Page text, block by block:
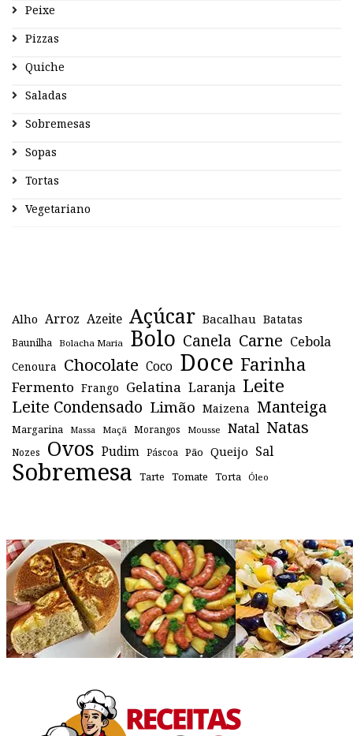
Peixe
Pizzas
Quiche
Saladas
Sobremesas
Sopas
Tortas
Vegetariano
Alho Arroz Azeite Açúcar Bacalhau Batatas
Baunilha Bolacha Maria Bolo Canela Carne Cebola
Cenoura Chocolate Coco Doce Farinha
Fermento Frango Gelatina Laranja Leite
Leite Condensado Limão Maizena Manteiga
Margarina Massa Maçã Morangos Mousse Natal Natas
Nozes Ovos Pudim Páscoa Pão Queijo Sal
Sobremesa Tarte Tomate Torta Óleo